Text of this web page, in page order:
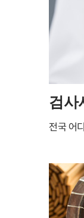
검사
전국 어